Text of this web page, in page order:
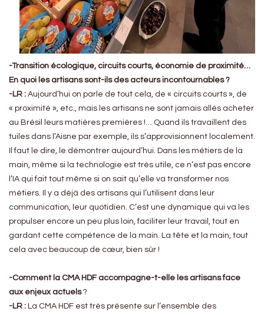
-Transition écologique, circuits courts, économie de proximité…
En quoi les artisans sont-ils des acteurs incontournables ?
-LR : Aujourd’hui on parle de tout cela, de « circuits courts », de
« proximité », etc., mais les artisans ne sont jamais allés acheter
au Brésil leurs matières premières !… Quand ils travaillent des
tuiles dans l’Aisne par exemple, ils s’approvisionnent localement.
Il faut le dire, le démontrer aujourd’hui. Dans les métiers de la
main, même si la technologie est très utile, ce n’est pas encore
l’IA qui fait tout même si on sait qu’elle va transformer nos
métiers. Il y a déjà des artisans qui l’utilisent dans leur
communication, leur quotidien. C’est une dynamique qui va les
propulser encore un peu plus loin, faciliter leur travail, tout en
gardant cette compétence de la main. La tête et la main, tout
cela avec beaucoup de cœur, bien sûr !
-Comment la CMA HDF accompagne-t-elle les artisans face
aux enjeux actuels?
-LR : La CMA HDF est très présente sur l’ensemble des